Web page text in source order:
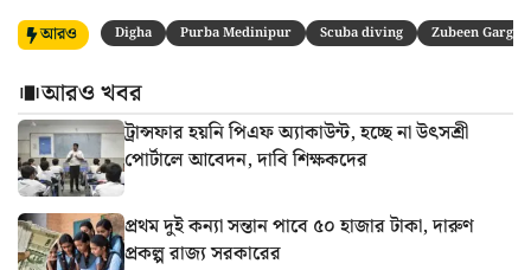
আরও Digha Purba Medinipur Scuba diving Zubeen Garg
আরও খবর
ট্রান্সফার হয়নি পিএফ অ্যাকাউন্ট, হচ্ছে না উৎসশ্রী
পোর্টালে আবেদন, দাবি শিক্ষকদের
প্রথম দুই কন্যা সন্তান পাবে ৫০ হাজার টাকা, দারুণ
প্রকল্প রাজ্য সরকারের